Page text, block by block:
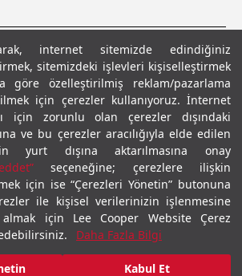
internet sitemizde edindiğiniz
sitemizdeki işlevleri kişiselleştirmek
göre özelleştirilmiş reklam/pazarlama
için çerezler kullanıyoruz. İnternet
için zorunlu olan çerezler dışındaki
ve bu çerezler aracılığıyla elde edilen
yurt dışına aktarılmasına onay
seçeneğine; çerezlere ilişkin
için ise “Çerezleri Yönetin” butonuna
ile kişisel verilerinizin işlenmesine
için Lee Cooper Website Çerez
Daha Fazla Bilgi
Kabul Et
KVKK Aydınlatma MetniŞartlar ve Koşullar
- Tüm Hakları Saklıdır.